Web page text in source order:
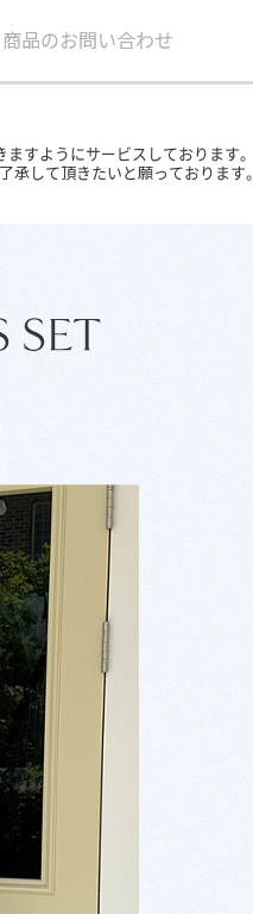
商品のお問い合わせ
すようにサービスしております。
して頂きたいと願っております。